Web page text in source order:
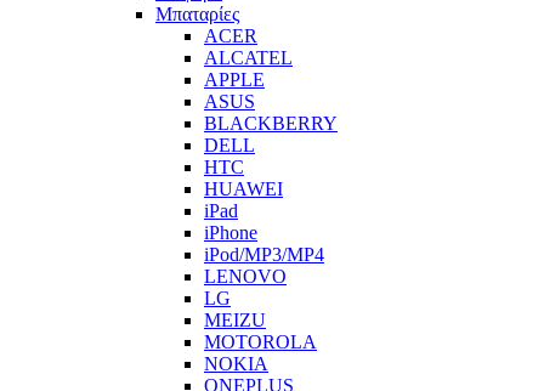
Μπαταρίες
ACER
ALCATEL
APPLE
ASUS
BLACKBERRY
DELL
HTC
HUAWEI
iPad
iPhone
iPod/MP3/MP4
LENOVO
LG
MEIZU
MOTOROLA
NOKIA
ONEPLUS